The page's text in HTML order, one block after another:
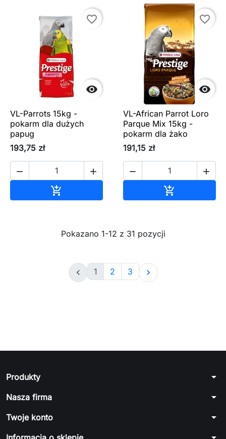

favorite_border
VL-Parrots 15kg -
pokarm dla dużych
papug
193,75 zł
 


favorite_border
VL-African Parrot Loro
Parque Mix 15kg -
pokarm dla żako
191,15 zł
 

Pokazano 1-12 z 31 pozycji
 1 2 3 
Produkty arrow_drop_down
Nasza firma arrow_drop_down
Twoje konto arrow_drop_down